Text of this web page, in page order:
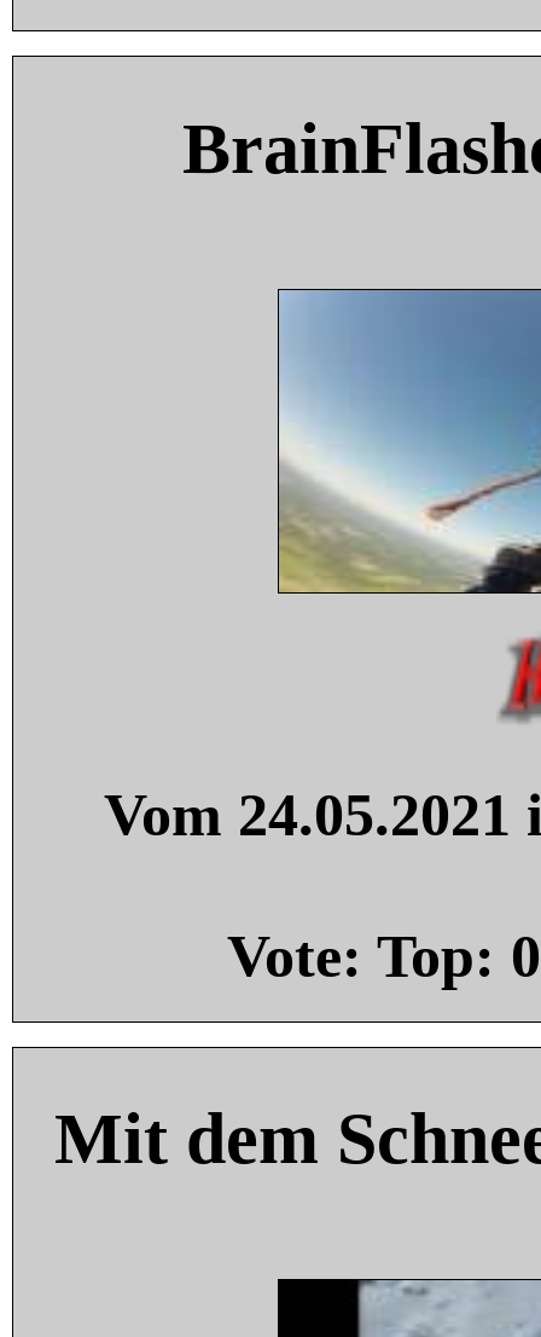
Vom
Vote: Top: 0
Mit dem